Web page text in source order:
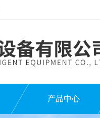
产品中心